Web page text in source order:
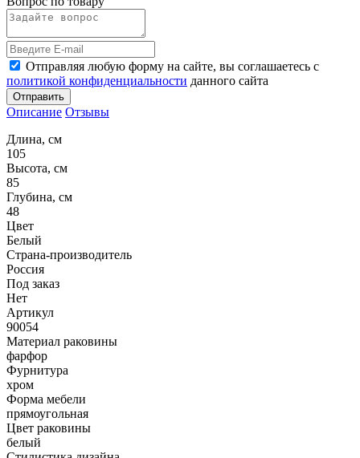
Отправляя любую форму на сайте, вы соглашаетесь с
политикой конфиденциальности данного сайта
Отправить
Описание Отзывы
Длина, см
105
Высота, см
85
Глубина, см
48
Цвет
Белый
Страна-производитель
Россия
Под заказ
Нет
Артикул
90054
Материал раковины
фарфор
Фурнитура
хром
Форма мебели
прямоугольная
Цвет раковины
белый